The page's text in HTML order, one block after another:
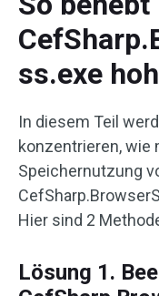
ss.exe
In diesem Teil
konzentrieren, wie
Speichernutzung
Hier sind 2
Lösung 1.